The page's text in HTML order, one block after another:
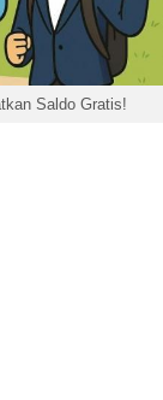
Saldo Gratis!